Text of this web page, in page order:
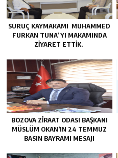
SURUÇ KAYMAKAMI MUHAMMED
FURKAN TUNA’ YI MAKAMINDA
ZİYARET ETTİK.
BOZOVA ZİRAAT ODASI BAŞKANI
MÜSLÜM OKAN’IN 24 TEMMUZ
BASIN BAYRAMI MESAJI